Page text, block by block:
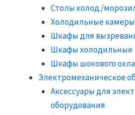
Столы холод./
Холодильные камеры
Шкафы для
Шкафы холодильные
Шкафы шокового
Электромеханическое
Аксессуары для
оборудования